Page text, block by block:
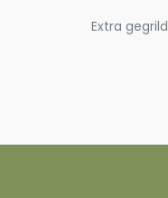
Extra gegrild